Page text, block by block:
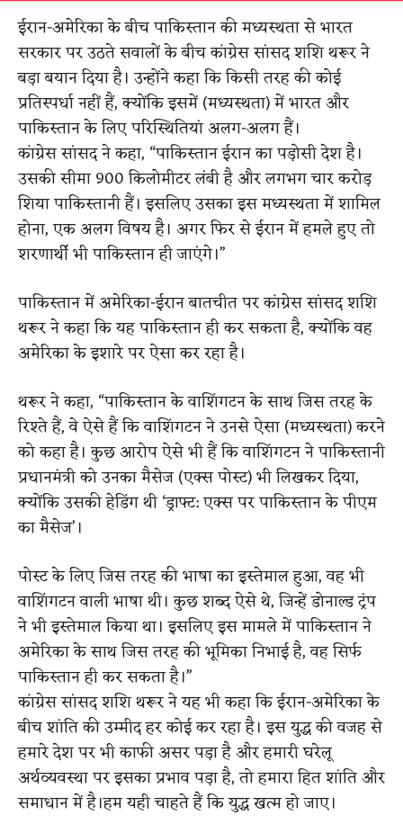
ईरान-अमेरिका के बीच पाकिस्तान की मध्यस्थता से भारत
सरकार पर उठते सवालों के बीच कांग्रेस सांसद शशि थरूर ने
बड़ा बयान दिया है। उन्होंने कहा कि किसी तरह की कोई
प्रतिस्पर्धा नहीं हैं, क्योंकि इसमें (मध्यस्थता) में भारत और
पाकिस्तान के लिए परिस्थितियां अलग-अलग हैं।
कांग्रेस सांसद ने कहा, “पाकिस्तान ईरान का पड़ोसी देश है।
उसकी सीमा 900 किलोमीटर लंबी है और लगभग चार करोड़
शिया पाकिस्तानी हैं। इसलिए उसका इस मध्यस्थता में शामिल
होना, एक अलग विषय है। अगर फिर से ईरान में हमले हुए तो
शरणार्थी भी पाकिस्तान ही जाएंगे।”
पाकिस्तान में अमेरिका-ईरान बातचीत पर कांग्रेस सांसद शशि
थरूर ने कहा कि यह पाकिस्तान ही कर सकता है, क्योंकि वह
अमेरिका के इशारे पर ऐसा कर रहा है।
थरूर ने कहा, “पाकिस्तान के वाशिंगटन के साथ जिस तरह के
रिश्ते हैं, वे ऐसे हैं कि वाशिंगटन ने उनसे ऐसा (मध्यस्थता) करने
को कहा है। कुछ आरोप ऐसे भी हैं कि वाशिंगटन ने पाकिस्तानी
प्रधानमंत्री को उनका मैसेज (एक्स पोस्ट) भी लिखकर दिया,
क्योंकि उसकी हेडिंग थी ‘ड्राफ्ट: एक्स पर पाकिस्तान के पीएम
का मैसेज’।
पोस्ट के लिए जिस तरह की भाषा का इस्तेमाल हुआ, वह भी
वाशिंगटन वाली भाषा थी। कुछ शब्द ऐसे थे, जिन्हें डोनाल्ड ट्रंप
ने भी इस्तेमाल किया था। इसलिए इस मामले में पाकिस्तान ने
अमेरिका के साथ जिस तरह की भूमिका निभाई है, वह सिर्फ
पाकिस्तान ही कर सकता है।”
कांग्रेस सांसद शशि थरूर ने यह भी कहा कि ईरान-अमेरिका के
बीच शांति की उम्मीद हर कोई कर रहा है। इस युद्ध की वजह से
हमारे देश पर भी काफी असर पड़ा है और हमारी घरेलू
अर्थव्यवस्था पर इसका प्रभाव पड़ा है, तो हमारा हित शांति और
समाधान में है।हम यही चाहते हैं कि युद्ध खत्म हो जाए।